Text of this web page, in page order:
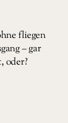
fliegen
– gar
oder?